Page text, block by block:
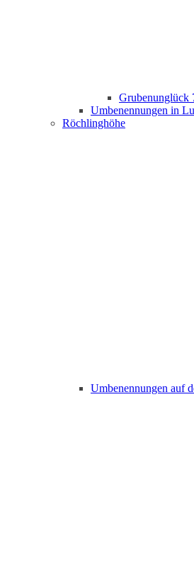
Grubenunglück
Umbenennungen in
Röchlinghöhe
Umbenennungen auf